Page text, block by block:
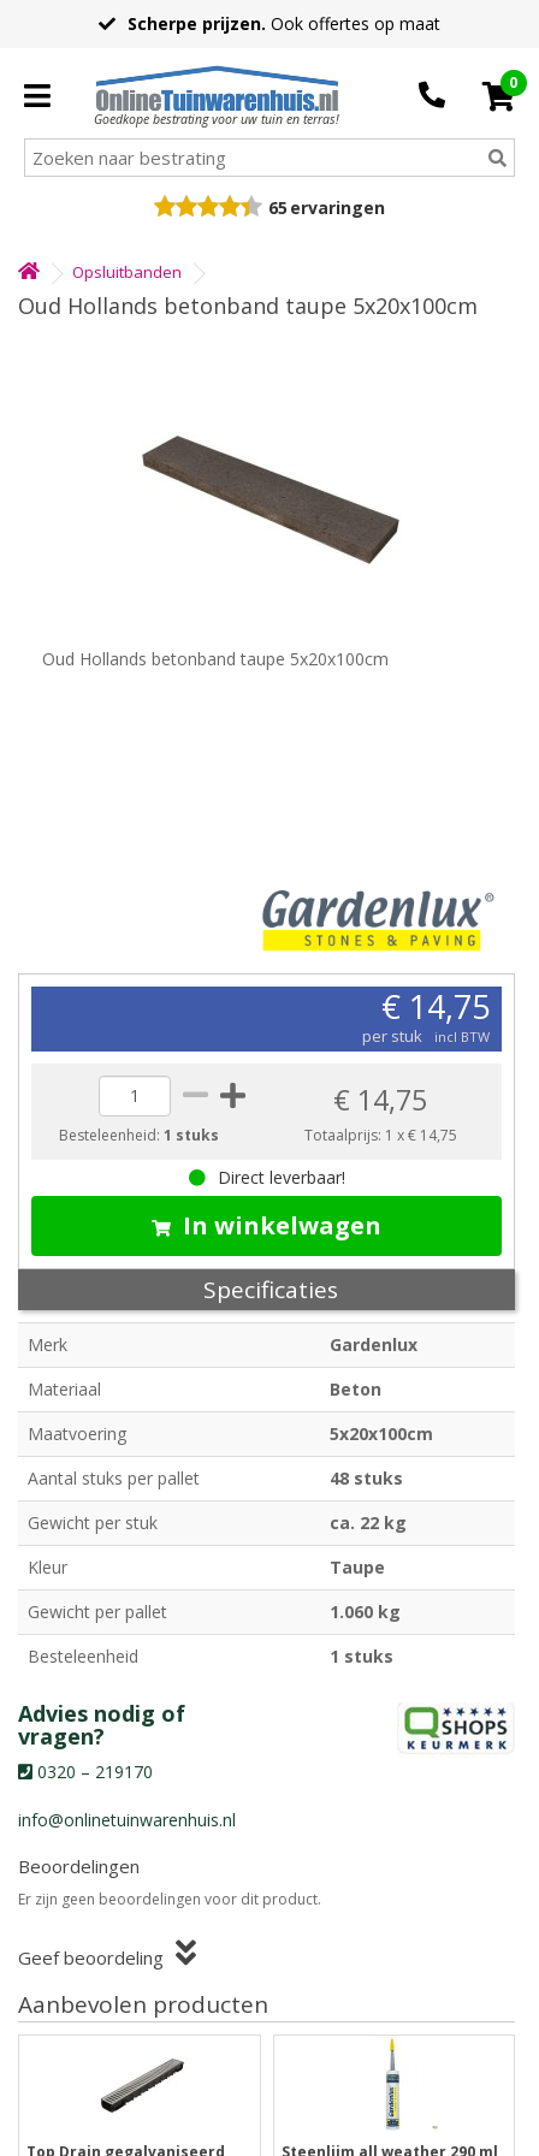
Scherpe prijzen. Ook offertes op maat
Goedkope bestrating voor uw tuin en terras!
0
65 ervaringen
Opsluitbanden
Oud Hollands betonband taupe 5x20x100cm
Oud Hollands betonband taupe 5x20x100cm
€ 14,75
per stuk incl BTW
Besteleenheid:1 stuks
€ 14,75
Totaalprijs: 1 x€ 14,75
Direct leverbaar!
In winkelwagen
Specificaties
Merk
Gardenlux
Materiaal
Beton
Maatvoering
5x20x100cm
Aantal stuks per pallet
48 stuks
Gewicht per stuk
ca. 22 kg
Kleur
Taupe
Gewicht per pallet
1.060 kg
Besteleenheid
1 stuks
Advies nodig of
vragen?
0320 – 219170
info@onlinetuinwarenhuis.nl
Beoordelingen
Er zijn geen beoordelingen voor dit product.
Geef beoordeling
Aanbevolen producten
Top Drain gegalvaniseerd Steenlijm all weather 290 ml